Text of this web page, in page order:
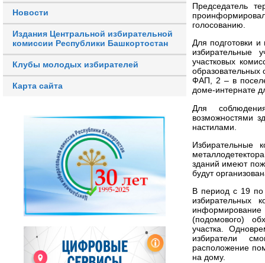
Новости
Издания Центральной избирательной
комиссии Республики Башкортостан
Клубы молодых избирателей
Карта сайта
Председатель
голосованию.
Для подготовки
участковых
образовательных
ФАП, 2 – в
доме-интернате
Для
возможностями
настилами.
Избирательные
зданий имеют
будут
В период с 19 по
избирательных
(подомового)
участка.
избиратели
расположение
на дому.